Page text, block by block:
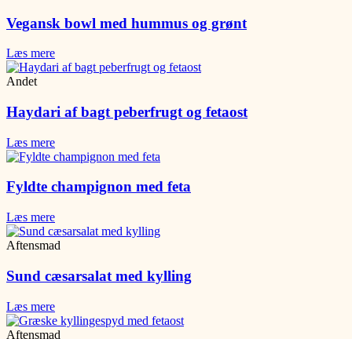
Vegansk bowl med hummus og grønt
Læs mere
Andet
Haydari af bagt peberfrugt og fetaost
Læs mere
Fyldte champignon med feta
Læs mere
Aftensmad
Sund cæsarsalat med kylling
Læs mere
Aftensmad